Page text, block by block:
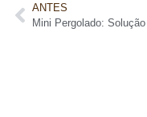
ANTES